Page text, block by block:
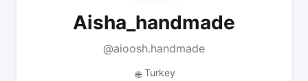
Aisha_handmade
@aioosh.handmade
🌐 Turkey